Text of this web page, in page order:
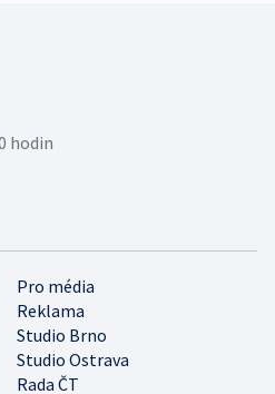
Pro média
Reklama
Studio Brno
Studio Ostrava
Rada ČT
hodin